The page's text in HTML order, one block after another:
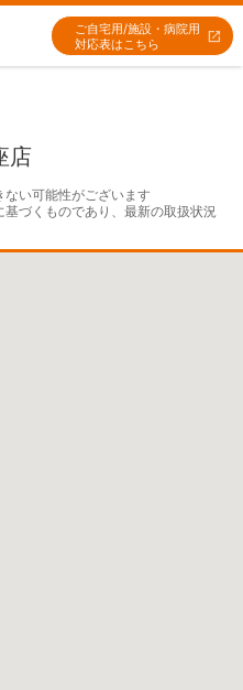
ご自宅用/施設・病院用
対応表はこちら
店
い可能性がございます
づくものであり、最新の取扱状況